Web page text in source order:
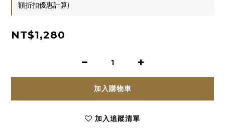
額折扣優惠計算)
NT$1,280
加入購物車
加入追蹤清單